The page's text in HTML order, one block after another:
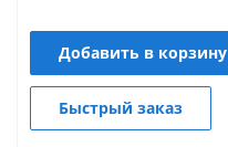
Добавить в корзину
Быстрый заказ